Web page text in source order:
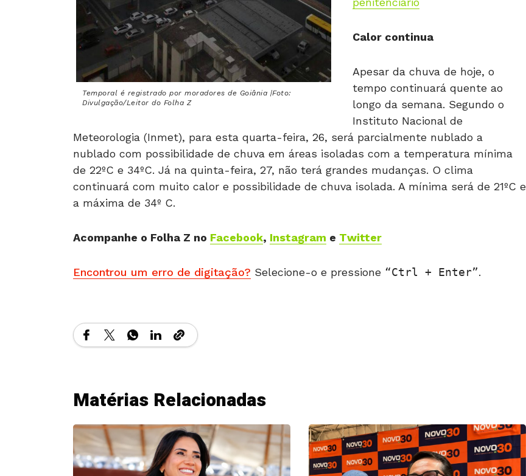
Temporal é registrado por moradores de Goiânia |Foto:
Divulgação/Leitor do Folha Z
Calor continua
Apesar da chuva de hoje, o
tempo continuará quente ao
longo da semana. Segundo o
Instituto Nacional de
Meteorologia (Inmet), para esta quarta-feira, 26, será parcialmente nublado a
nublado com possibilidade de chuva em áreas isoladas com a temperatura mínima
de 22ºC e 34ºC. Já na quinta-feira, 27, não terá grandes mudanças. O clima
continuará com muito calor e possibilidade de chuva isolada. A mínima será de 21ºC e
a máxima de 34º C.
Acompanhe o Folha Z no Facebook, Instagram e Twitter
Encontrou um erro de digitação? Selecione-o e pressione Ctrl + Enter .
Matérias Relacionadas